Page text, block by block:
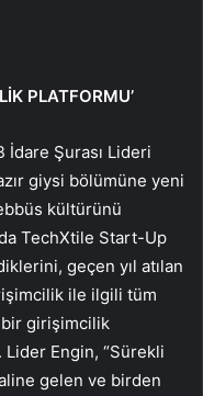
PLATFORMU’
İdare Şurası Lideri
giysi bölümüne yeni
kültürünü
TechXtile Start-Up
geçen yıl atılan
ile ilgili tüm
bir girişimcilik
Lider Engin, “Sürekli
gelen ve birden